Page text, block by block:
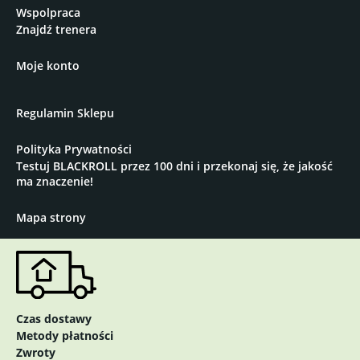
Odpowiedni wybór pierwszej rolki BLACKROLL® dla osób
zdrowych, w szczególności mężczyzn oraz kobiet aktywnych
- Automasaż całego ciała
- Nawodnienie i uelastycznienie tkanek mięśniowo-
powięziowych
- Rozmiar: 30cm x 15cm
fanów piłki.
Wspolpraca
Znajdź trenera
Moje konto
Regulamin Sklepu
Polityka Prywatności
Testuj BLACKROLL przez 100 dni i przekonaj się, że jakość
ma znaczenie!
Mapa strony
Czas dostawy
Metody płatności
Zwroty